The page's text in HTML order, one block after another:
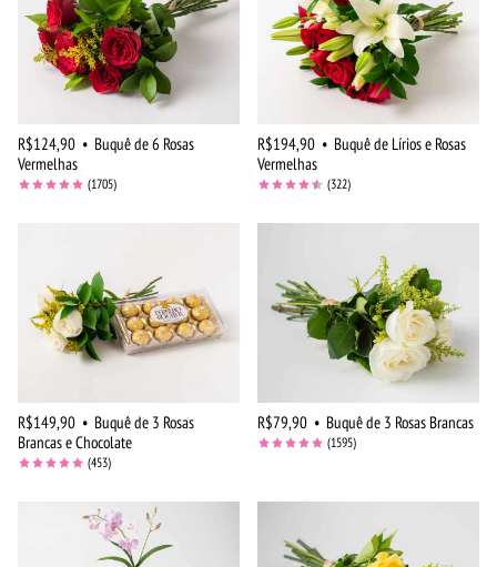
R$124,90 • Buquê de 6 Rosas
Vermelhas
(1705)
R$194,90 • Buquê de Lírios e Rosas
Vermelhas
(322)
R$149,90 • Buquê de 3 Rosas
Brancas e Chocolate
(453)
R$79,90 • Buquê de 3 Rosas Brancas
(1595)